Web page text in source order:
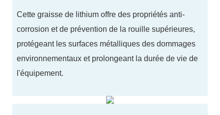
Cette graisse de lithium offre des propriétés anti-
corrosion et de prévention de la rouille supérieures,
protégeant les surfaces métalliques des dommages
environnementaux et prolongeant la durée de vie de
l'équipement.